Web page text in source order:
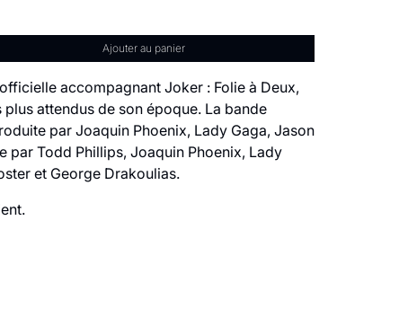
Ajouter au panier
accompagnant Joker : Folie à Deux,
attendus de son époque. La bande
par Joaquin Phoenix, Lady Gaga, Jason
par Todd Phillips, Joaquin Phoenix, Lady
et George Drakoulias.